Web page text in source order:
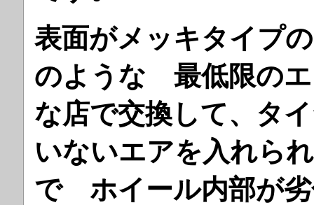
表面がメッキタイプ
のような 最低限のエ
な店で交換して、タ
いないエアを入れら
で ホイール内部が劣